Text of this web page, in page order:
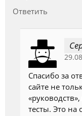
Ответить
Спасибо за
сайте не
тесты. Это